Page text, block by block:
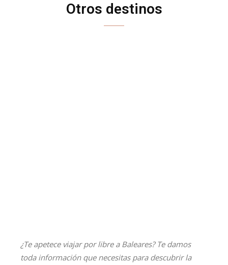
Otros destinos
¿Te apetece viajar por libre a Baleares? Te damos
toda información que necesitas para descubrir la